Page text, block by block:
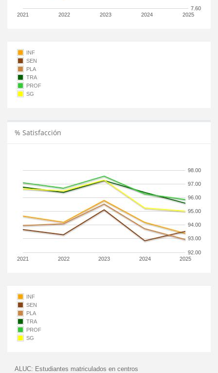
2021 2022 2023 2024 2025
7.60
INF
SEN
PLA
TRA
PROF
SG
% Satisfacción
2021 2022 2023 2024 2025
92.00
93.00
94.00
95.00
96.00
97.00
98.00
INF
SEN
PLA
TRA
PROF
SG
ALUC: Estudiantes matriculados en centros